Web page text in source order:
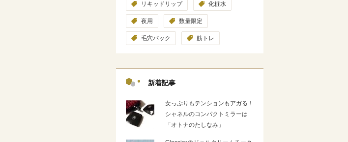
リキッドリップ 化粧水
夜用 数量限定
毛穴パック 筋トレ
新着記事
女っぷりもテンションもアガる！
シャネルのコンパクトミラーは
「オトナのたしなみ」